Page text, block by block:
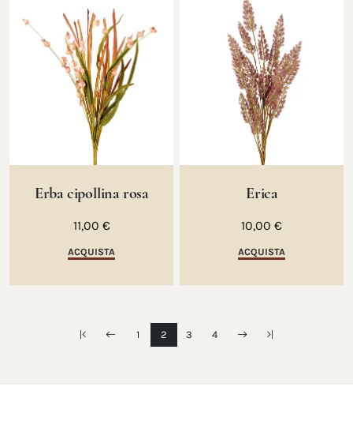
Erba cipollina rosa
11,00 €
ACQUISTA
Erica
10,00 €
ACQUISTA
1 2 3 4